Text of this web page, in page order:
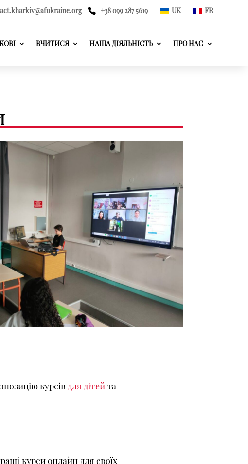
+38 099 287 5619 UK FR
ВЧИТИСЯ НАША ДІЯЛЬНІСТЬ ПРО НАС
курсів для дітейта
курси онлайн для своїх